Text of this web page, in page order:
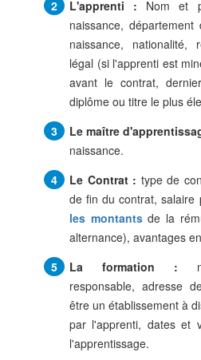
L'apprenti : Nom et
naissance,
naissance, nationalité,
légal (si l'apprenti est
avant le contrat,
diplôme ou titre le plus
Le maître
naissance.
Le Contrat : type de
de fin du contrat, salaire
les montantsde la
alternance), avantages
La formation :
responsable, adresse
être un établissement à
par l'apprenti, dates et
l'apprentissage.